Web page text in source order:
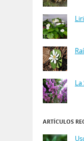
ARTÍCULOS